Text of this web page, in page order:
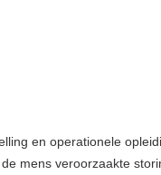
en operationele
mens veroorzaakte